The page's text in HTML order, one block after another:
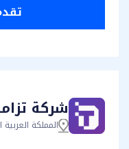
شركة
المملكة